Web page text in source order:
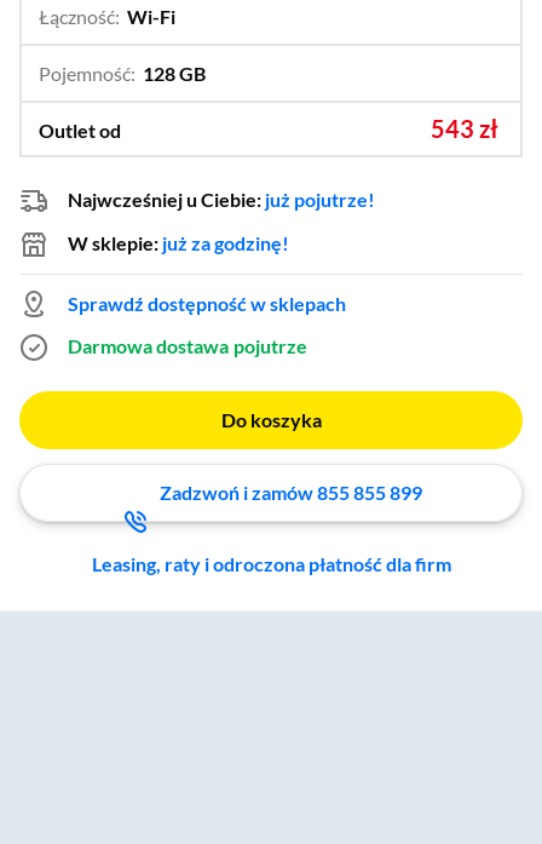
Łączność: Wi-Fi
Pojemność: 128 GB
Outlet od 543 zł
Najwcześniej u Ciebie: już pojutrze!
W sklepie: już za godzinę!
Sprawdź dostępność w sklepach
Darmowa dostawa pojutrze
Do koszyka
Zadzwoń i zamów 855 855 899
Leasing, raty i odroczona płatność dla firm